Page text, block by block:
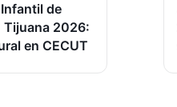
de
Tijuana 2026:
en CECUT